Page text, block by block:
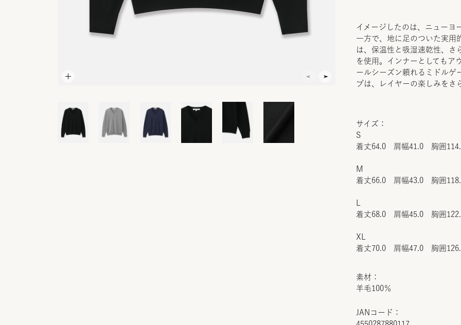
JANコード：
イメージしたのは、ニューヨ
一方で、地に足のついた実用
は、保温性と吸湿速乾性、さ
を使用。インナーとしてもア
ールシーズン頼れるミドルゲ
プは、レイヤーの楽しみをさ
サイズ：
S
着丈64.0 肩幅41.0 胸囲
M
着丈66.0 肩幅43.0 胸囲
着丈68.0 肩幅45.0 胸囲
XL
着丈70.0 肩幅47.0 胸囲
素材：
羊毛100％